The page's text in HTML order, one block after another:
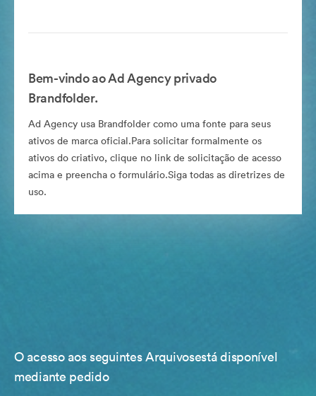
Bem-vindo ao Ad Agency privado
Brandfolder.
Ad Agency usa Brandfolder como uma fonte para seus
ativos de marca oficial.Para solicitar formalmente os
ativos do criativo, clique no link de solicitação de acesso
acima e preencha o formulário.Siga todas as diretrizes de
uso.
O acesso aos seguintes Arquivosestá disponível
mediante pedido